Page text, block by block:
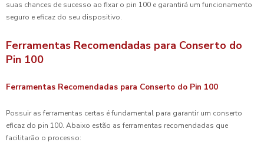
suas chances de sucesso ao fixar o pin 100 e garantirá um funcionamento
seguro e eficaz do seu dispositivo.
Ferramentas Recomendadas para Conserto do
Pin 100
Ferramentas Recomendadas para Conserto do Pin 100
Possuir as ferramentas certas é fundamental para garantir um conserto
eficaz do pin 100. Abaixo estão as ferramentas recomendadas que
facilitarão o processo: